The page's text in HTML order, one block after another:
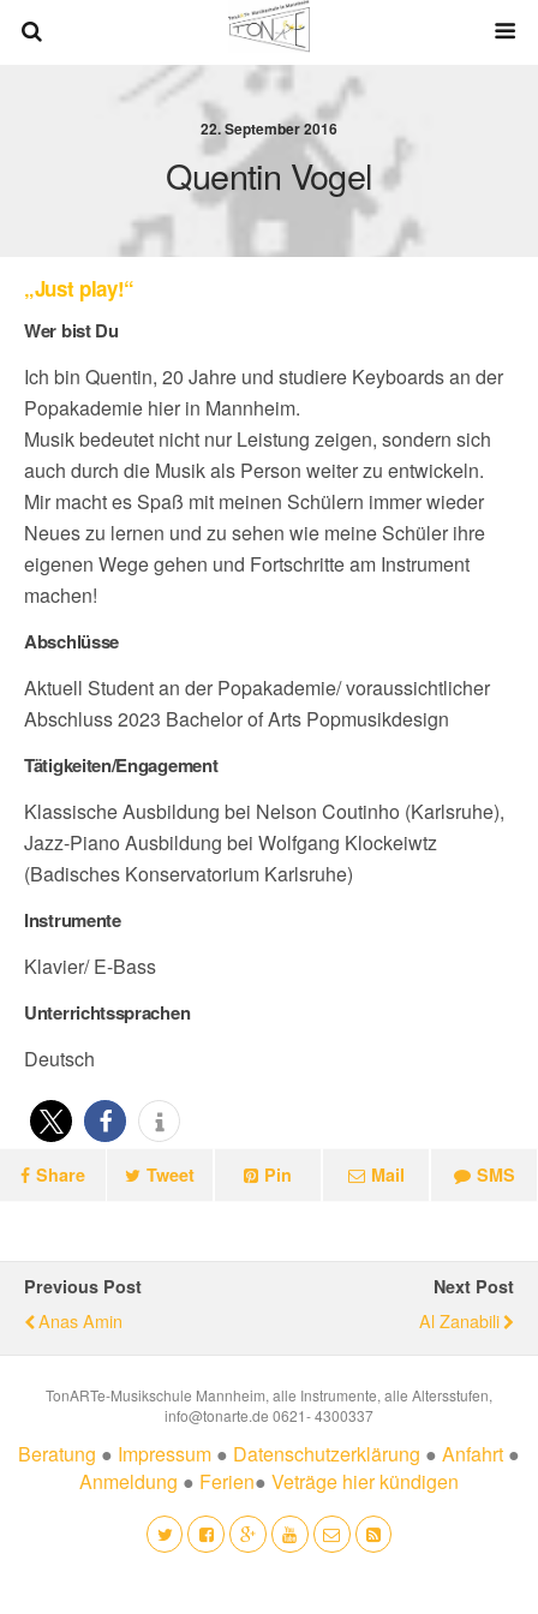
22. September 2016
Quentin Vogel
„Just play!“
Wer bist Du
Ich bin Quentin, 20 Jahre und studiere Keyboards an der
Popakademie hier in Mannheim.
Musik bedeutet nicht nur Leistung zeigen, sondern sich
auch durch die Musik als Person weiter zu entwickeln.
Mir macht es Spaß mit meinen Schülern immer wieder
Neues zu lernen und zu sehen wie meine Schüler ihre
eigenen Wege gehen und Fortschritte am Instrument
machen!
Abschlüsse
Aktuell Student an der Popakademie/ voraussichtlicher
Abschluss 2023 Bachelor of Arts Popmusikdesign
Tätigkeiten/Engagement
Klassische Ausbildung bei Nelson Coutinho (Karlsruhe),
Jazz-Piano Ausbildung bei Wolfgang Klockeiwtz
(Badisches Konservatorium Karlsruhe)
Instrumente
Klavier/ E-Bass
Unterrichtssprachen
Deutsch
Share Tweet Pin Mail SMS
Previous Post
Anas Amin
Next Post
Al Zanabili
TonARTe-Musikschule Mannheim, alle Instrumente, alle Altersstufen,
info@tonarte.de 0621- 4300337
Beratung ● Impressum ● Datenschutzerklärung ● Anfahrt ●
Anmeldung ● Ferien● Veträge hier kündigen